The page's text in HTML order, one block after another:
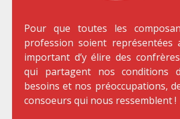
Pour que toutes les
profession soient représentées
important d’y élire des
qui partagent nos conditions
besoins et nos préoccupations,
consoeurs qui nous ressemblent !